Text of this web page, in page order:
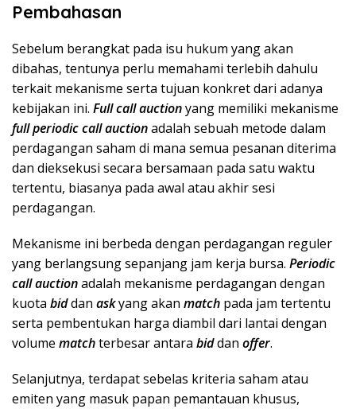
Pembahasan
Sebelum berangkat pada isu hukum yang akan
dibahas, tentunya perlu memahami terlebih dahulu
terkait mekanisme serta tujuan konkret dari adanya
kebijakan ini. Full call auctionyang memiliki mekanisme
full periodic call auctionadalah sebuah metode dalam
perdagangan saham di mana semua pesanan diterima
dan dieksekusi secara bersamaan pada satu waktu
tertentu, biasanya pada awal atau akhir sesi
perdagangan.
Mekanisme ini berbeda dengan perdagangan reguler
yang berlangsung sepanjang jam kerja bursa. Periodic
call auctionadalah mekanisme perdagangan dengan
kuota biddan askyang akan match pada jam tertentu
serta pembentukan harga diambil dari lantai dengan
volume matchterbesar antara biddan offer.
Selanjutnya, terdapat sebelas kriteria saham atau
emiten yang masuk papan pemantauan khusus,